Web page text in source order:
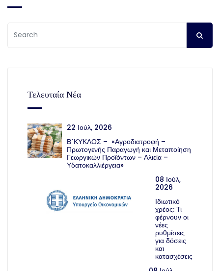
Τελευταία Νέα
22 Ιούλ, 2026
Β΄ΚΥΚΛΟΣ – «Αγροδιατροφή –
Πρωτογενής Παραγωγή και Μεταποίηση
Γεωργικών Προϊόντων – Αλιεία –
Υδατοκαλλιέργεια»
08 Ιούλ,
2026
Ιδιωτικό
χρέος: Τι
φέρνουν οι
νέες
ρυθμίσεις
για δόσεις
και
κατασχέσεις